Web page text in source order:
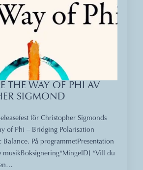
THE WAY OF PHI AV
SIGMOND
för Christopher Sigmonds
of Phi – Bridging Polarisation
På programmetPresentation
musikBoksignering*MingelDJ *Vill du